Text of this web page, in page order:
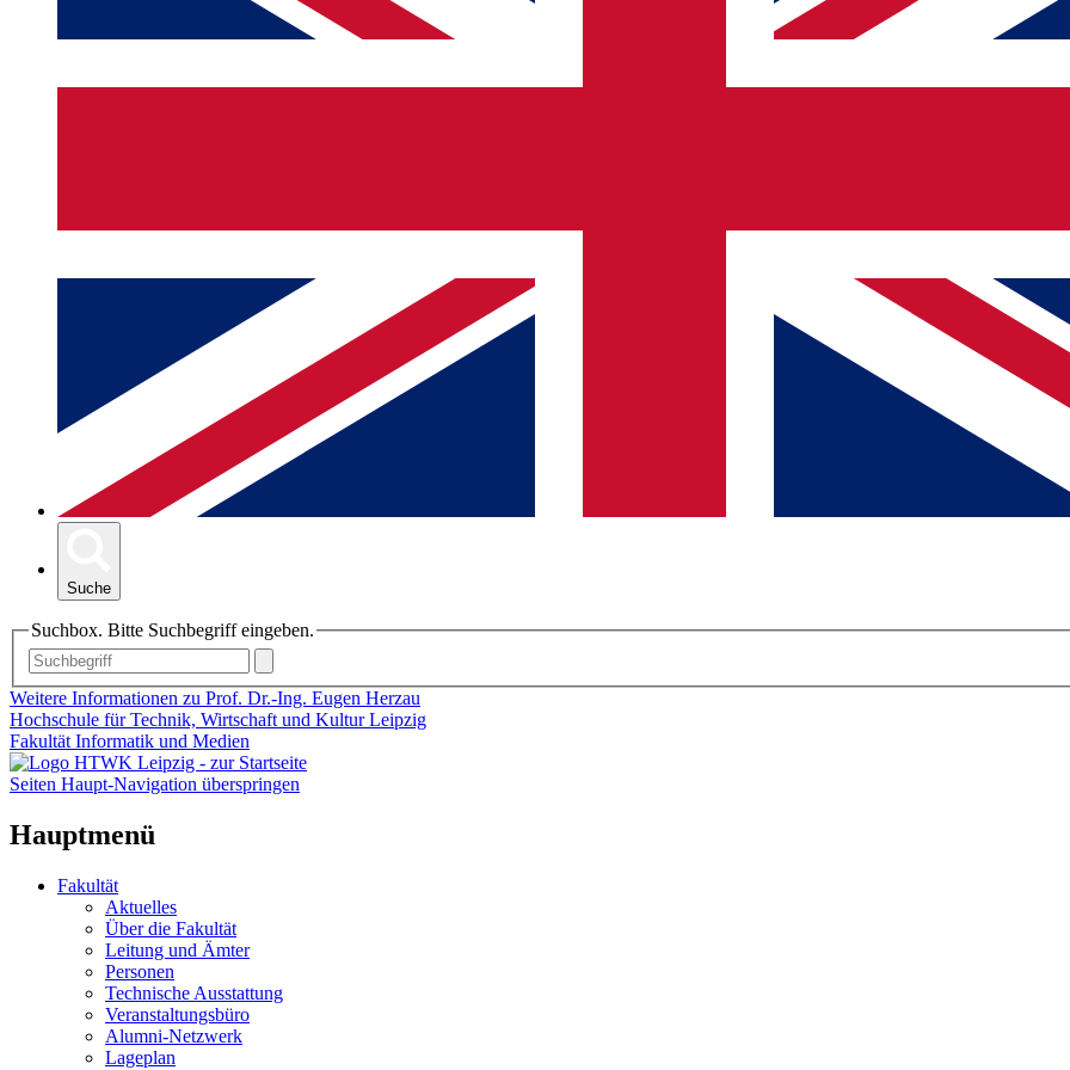
Suche
Suchbox. Bitte Suchbegriff eingeben.
Weitere Informationen zu Prof. Dr.-Ing. Eugen Herzau
Hochschule für Technik, Wirtschaft und Kultur Leipzig
Fakultät Informatik und Medien
Seiten Haupt-Navigation überspringen
Hauptmenü
Fakultät
Aktuelles
Über die Fakultät
Leitung und Ämter
Personen
Technische Ausstattung
Veranstaltungsbüro
Alumni-Netzwerk
Lageplan